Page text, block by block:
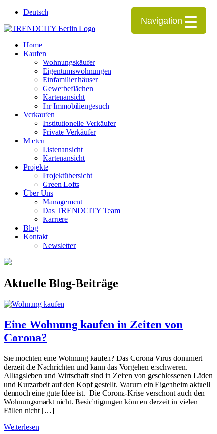
Deutsch
Home
Kaufen
Wohnungskäufer
Eigentumswohnungen
Einfamilienhäuser
Gewerbeflächen
Kartenansicht
Ihr Immobiliengesuch
Verkaufen
Institutionelle Verkäufer
Private Verkäufer
Mieten
Listenansicht
Kartenansicht
Projekte
Projektübersicht
Green Lofts
Über Uns
Management
Das TRENDCITY Team
Karriere
Blog
Kontakt
Newsletter
Aktuelle Blog-Beiträge
Eine Wohnung kaufen in Zeiten von
Corona?
Sie möchten eine Wohnung kaufen? Das Corona Virus dominiert
derzeit die Nachrichten und kann das Vorgehen erschweren.
Alltagsleben und Wirtschaft sind in Zeiten von geschlossenen Läden
und Kurzarbeit auf den Kopf gestellt. Warum ein Eigenheim aktuell
dennoch eine gute Idee ist. Die Corona-Krise verschont auch den
Wohnungsmarkt nicht. Besichtigungen können derzeit in vielen
Fällen nicht […]
Weiterlesen
Navigation